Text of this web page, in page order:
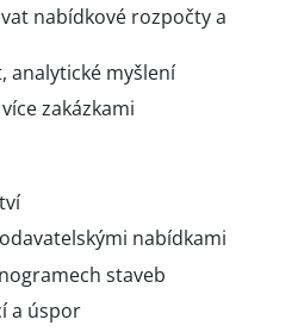
nabídkové rozpočty a
analytické myšlení
zakázkami
nabídkami
staveb
a úspor